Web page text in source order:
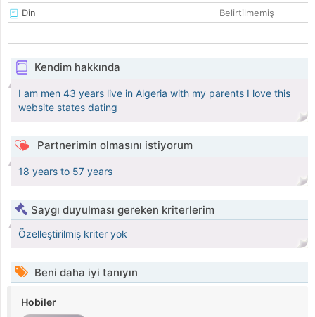
Din
Belirtilmemiş
Kendim hakkında
I am men 43 years live in Algeria with my parents I love this
website states dating
Partnerimin olmasını istiyorum
18 years to 57 years
Saygı duyulması gereken kriterlerim
Özelleştirilmiş kriter yok
Beni daha iyi tanıyın
Hobiler